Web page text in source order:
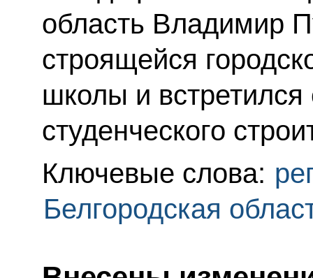
область Владимир
строящейся
школы и встретился
студенческого
Ключевые слова:
Белгородская